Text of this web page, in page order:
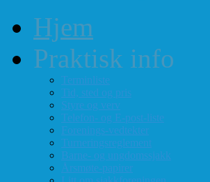
Hjem
Praktisk info
Terminliste
Tid, sted og pris
Styre og verv
Telefon- og E-post-liste
Forenings-vedtekter
Turneringsreglement
Barne- og ungdomssjakk
Årsmøte-papirer